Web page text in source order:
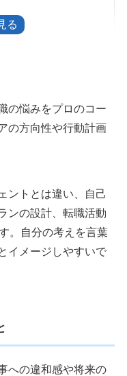
グ
チング
の悩みをプロのコー
の方向性や行動計画
ントとは違い、自己
ンの設計、転職活動
。自分の考えを言葉
イメージしやすいで
への違和感や将来の